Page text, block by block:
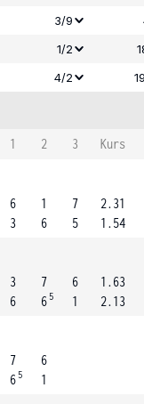
3/9
1/2
4/2
1 2 3
Kurs
6
3
1
6
7
5
2.31
1.54
3
6
7
6 5
6
1
1.63
2.13
7
6 5
6
1